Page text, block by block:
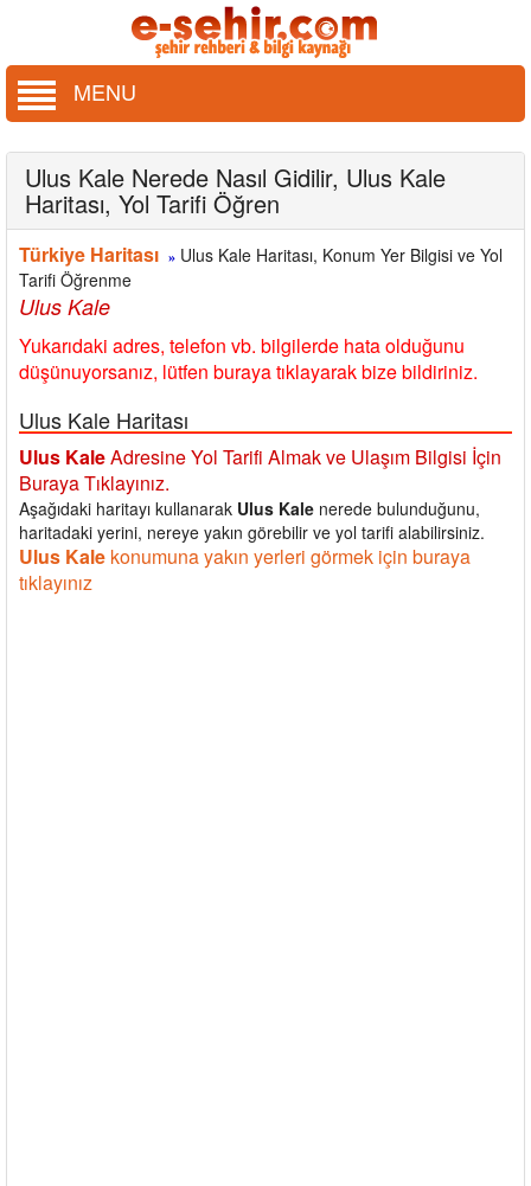
MENU
Ulus Kale Nerede Nasıl Gidilir, Ulus Kale
Haritası, Yol Tarifi Öğren
Türkiye Haritası » Ulus Kale Haritası, Konum Yer Bilgisi ve Yol
Tarifi Öğrenme
Ulus Kale
Yukarıdaki adres, telefon vb. bilgilerde hata olduğunu
düşünuyorsanız, lütfen buraya tıklayarak bize bildiriniz.
Ulus Kale Haritası
Ulus KaleAdresine Yol Tarifi Almak ve Ulaşım Bilgisi İçin
Buraya Tıklayınız.
Aşağıdaki haritayı kullanarak Ulus Kale nerede bulunduğunu,
haritadaki yerini, nereye yakın görebilir ve yol tarifi alabilirsiniz.
Ulus Kale konumuna yakın yerleri görmek için buraya
tıklayınız